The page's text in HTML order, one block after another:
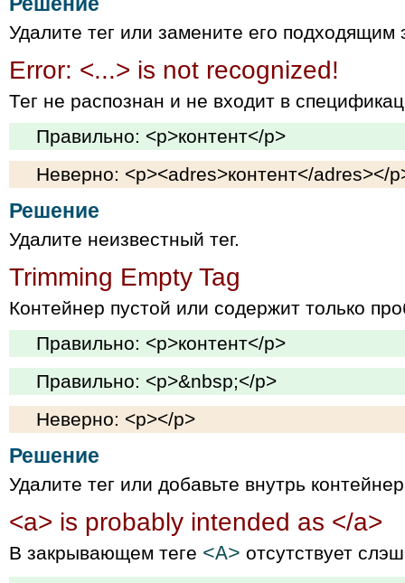
Удалите тег или замените его подходящим
Error: <...> is not recognized!
Тег не распознан и не входит в
Правильно: <p>контент</p>
Неверно: <p><adres>контент</adres></
Решение
Удалите неизвестный тег.
Trimming Empty Tag
Контейнер пустой или содержит только
Правильно: <p>контент</p>
Правильно: <p>&nbsp;</p>
Неверно: <p></p>
Решение
Удалите тег или добавьте внутрь
<a> is probably intended as </a>
В закрывающем теге <A> отсутствует